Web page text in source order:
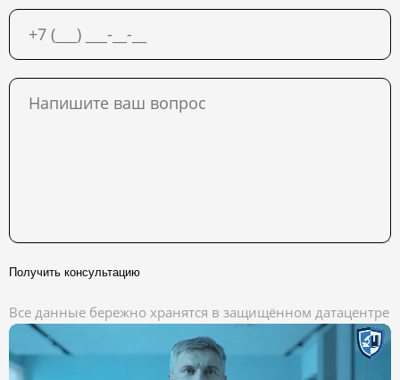
Получить консультацию
Все данные бережно хранятся в защищённом датацентре